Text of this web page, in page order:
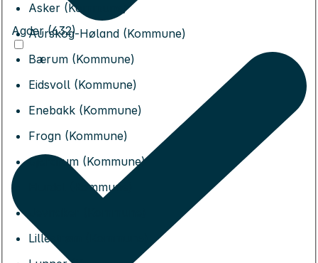
Asker (Kommune)
Aurskog-Høland (Kommune)
Bærum (Kommune)
Eidsvoll (Kommune)
Enebakk (Kommune)
Frogn (Kommune)
Gjerdrum (Kommune)
Hurdal (Kommune)
Lillestrøm (Kommune)
Agder (632)